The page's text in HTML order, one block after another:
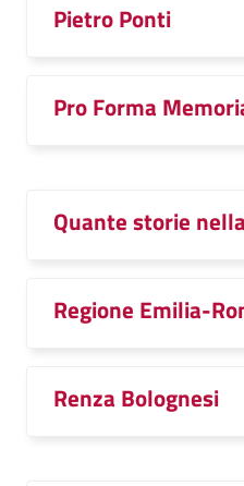
Pietro Ponti
Pro Forma
Quante storie
Regione Emilia-
Renza Bolognesi